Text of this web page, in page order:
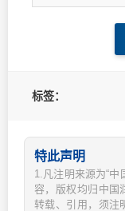
标签：
特此声明
1.凡注明来源为“中
容，版权均归中国
转载、引用，须注